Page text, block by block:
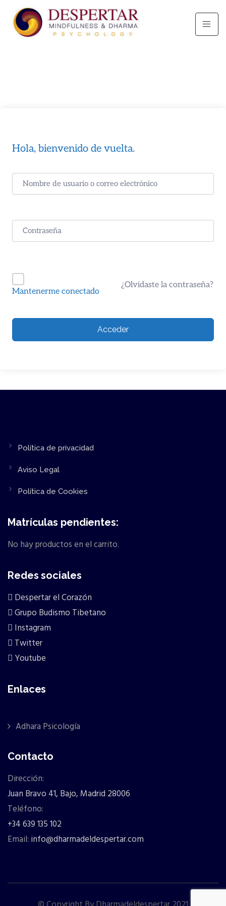
Hola, bienvenido de vuelta.
Mantenerme conectado
¿Olvidaste la contraseña?
Acceder
Política de privacidad
Aviso Legal
Política de Cookies
Matrículas pendientes:
No hay productos en el carrito.
Redes sociales
Despertar el Corazón
Grupo Budismo Tibetano
Instagram
Twitter
Youtube
Enlaces
Adhara Psicología
Contacto
Dirección:
Juan Bravo 41, Bajo, Madrid 28006
Teléfono:
+34 639 135 102
Email: info@dharmadeldespertar.com